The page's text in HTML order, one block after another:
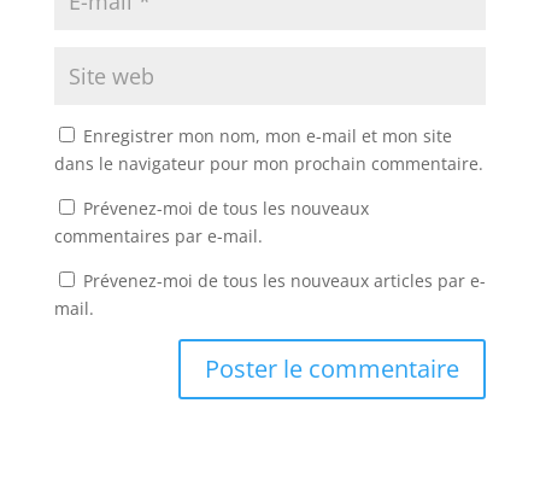
Enregistrer mon nom, mon e-mail et mon site
dans le navigateur pour mon prochain commentaire.
Prévenez-moi de tous les nouveaux
commentaires par e-mail.
Prévenez-moi de tous les nouveaux articles par e-
mail.